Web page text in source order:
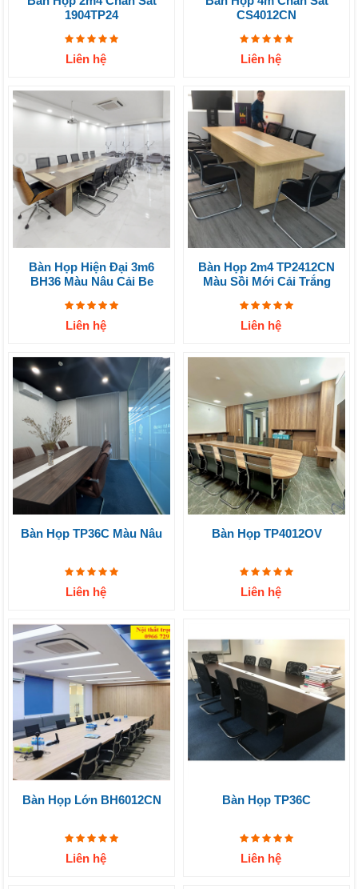
1904TP24
Liên hệ
CS4012CN
Liên hệ
Bàn Họp Hiện Đại 3m6
BH36 Màu Nâu Cải Be
Liên hệ
Bàn Họp 2m4 TP2412CN
Màu Sồi Mới Cải Trắng
Liên hệ
Bàn Họp TP36C Màu Nâu
Liên hệ
Bàn Họp TP4012OV
Liên hệ
Bàn Họp Lớn BH6012CN
Liên hệ
Bàn Họp TP36C
Liên hệ